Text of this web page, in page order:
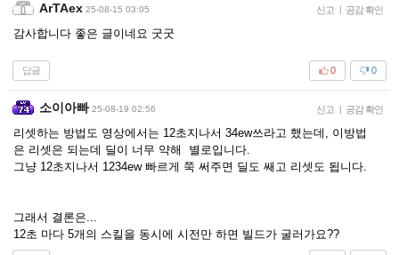
ArTAex 25-08-15 03:05 신고 | 공감 확인
감사합니다 좋은 글이네요 굿굿
답글 0
0
소이아빠 25-08-19 02:56 신고 | 공감 확인
리셋하는 방법도 영상에서는 12초지나서 34ew쓰라고 했는데, 이방법
은 리셋은 되는데 딜이 너무 약해 별로입니다.
그냥 12초지나서 1234ew 빠르게 쭉 써주면 딜도 쌔고 리셋도 됩니다.
그래서 결론은...
12초 마다 5개의 스킬을 동시에 시전만 하면 빌드가 굴러가요??